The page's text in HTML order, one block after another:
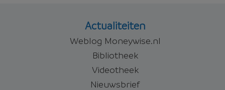
Actualiteiten
Weblog Moneywise.nl
Bibliotheek
Videotheek
Nieuwsbrief